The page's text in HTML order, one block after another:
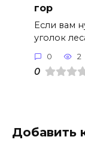
гор
Если вам
уголок
0 2
0
Добавить